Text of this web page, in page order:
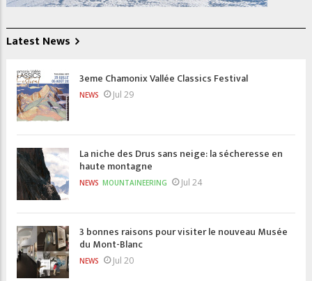
Latest News
3eme Chamonix Vallée Classics Festival
NEWS Jul 29
La niche des Drus sans neige: la sécheresse en
haute montagne
NEWS MOUNTAINEERING Jul 24
3 bonnes raisons pour visiter le nouveau Musée
du Mont-Blanc
NEWS Jul 20